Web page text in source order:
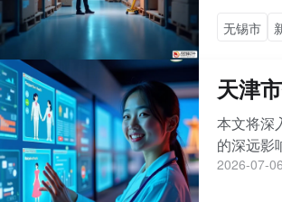
无锡市
天津
本文将深
的深远影
2026-07-